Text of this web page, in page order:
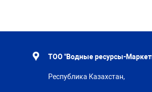
ТОО "Водные ресурсы-
Республика Казахстан,